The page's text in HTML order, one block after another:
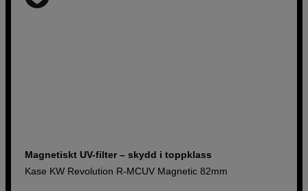
Magnetiskt UV-filter – skydd i toppklass
Kase KW Revolution R-MCUV Magnetic 82mm